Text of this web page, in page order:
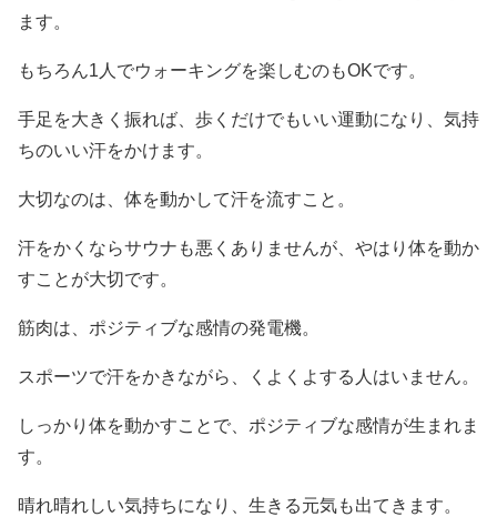
ます。
もちろん1人でウォーキングを楽しむのもOKです。
手足を大きく振れば、歩くだけでもいい運動になり、気持
ちのいい汗をかけます。
大切なのは、体を動かして汗を流すこと。
汗をかくならサウナも悪くありませんが、やはり体を動か
すことが大切です。
筋肉は、ポジティブな感情の発電機。
スポーツで汗をかきながら、くよくよする人はいません。
しっかり体を動かすことで、ポジティブな感情が生まれま
す。
晴れ晴れしい気持ちになり、生きる元気も出てきます。